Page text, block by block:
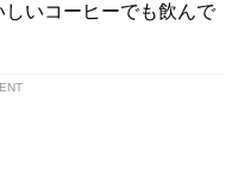
いコーヒーでも飲んで